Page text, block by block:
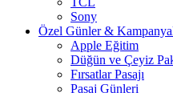
Sony
Özel Günler &
Apple Eğitim
Düğün ve Çeyiz
Fırsatlar Pasajı
Pasaj Günleri